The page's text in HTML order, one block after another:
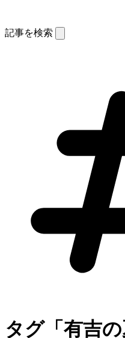
記事を検索
タグ「有吉